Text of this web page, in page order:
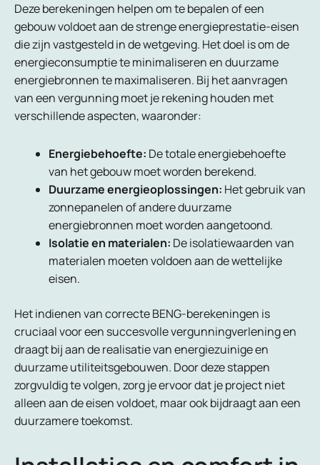
Deze berekeningen helpen om te bepalen of een
gebouw voldoet aan de strenge energieprestatie-eisen
die zijn vastgesteld in de wetgeving. Het doel is om de
energieconsumptie te minimaliseren en duurzame
energiebronnen te maximaliseren. Bij het aanvragen
van een vergunning moet je rekening houden met
verschillende aspecten, waaronder:
Energiebehoefte: De totale energiebehoefte
van het gebouw moet worden berekend.
Duurzame energieoplossingen: Het gebruik van
zonnepanelen of andere duurzame
energiebronnen moet worden aangetoond.
Isolatie en materialen: De isolatiewaarden van
materialen moeten voldoen aan de wettelijke
eisen.
Het indienen van correcte BENG-berekeningen is
cruciaal voor een succesvolle vergunningverlening en
draagt bij aan de realisatie van energiezuinige en
duurzame utiliteitsgebouwen. Door deze stappen
zorgvuldig te volgen, zorg je ervoor dat je project niet
alleen aan de eisen voldoet, maar ook bijdraagt aan een
duurzamere toekomst.